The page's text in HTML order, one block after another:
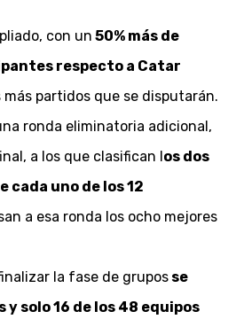
con un 50% más de
respecto a Catar
más partidos que se disputarán.
ronda eliminatoria adicional,
a los que clasifican los dos
cada uno de los 12
a esa ronda los ocho mejores
la fase de grupos se
solo 16 de los 48 equipos